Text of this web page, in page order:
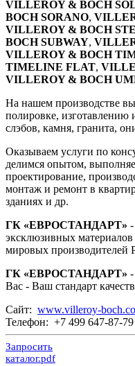
VILLEROY & BOCH
BOCH SORANO,
VILLEROY & BOCH
BOCH SUBWAY,
VILLEROY & BOCH
TIMELINE FLAT,
VILLEROY & BOCH
На нашем производстве
полировке, изготавлению
слэбов, камня, гранита,
Оказываем услуги по
делимся опытом,
проектирование,
монтаж и ремонт в
зданиях и др.
ГК «ЕВРОСТАНДАРТ»
эксклюзивных
мировых
ГК «ЕВРОСТАНДАРТ»
Вас - Ваш стандарт
Сайт: www.villeroy-
Телефон: +7 499 647-87-79
Запросить
каталог.pdf